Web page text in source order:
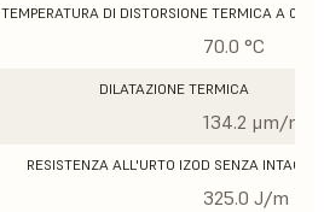
TEMPERATURA DI DISTORSIONE TERMICA A 0,45
70.0 °C
DILATAZIONE TERMICA
134.2 μm/m/
RESISTENZA ALL'URTO IZOD SENZA INTAGLIO
325.0 J/m